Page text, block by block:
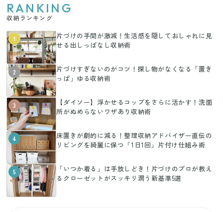
RANKING
収納ランキング
1
片づけの手間が激減！生活感を隠しておしゃれに見
せる出しっぱなし収納術
2
片づけすぎないのがコツ！探し物がなくなる「置き
っぱ」ゆる収納術
3
【ダイソー】浮かせるコップをさらに活かす！洗面
所がぬめらないワザあり収納術
4
床置きが劇的に減る！整理収納アドバイザー直伝の
リビングを綺麗に保つ「1日1回」片付け仕組み術
5
「いつか着る」は手放しどき！片づけのプロが教え
るクローゼットがスッキリ潤う新基準5選